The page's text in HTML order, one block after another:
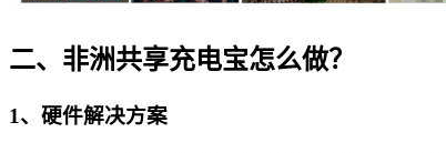
二、非洲共享充电宝怎么做？
1、硬件解决方案